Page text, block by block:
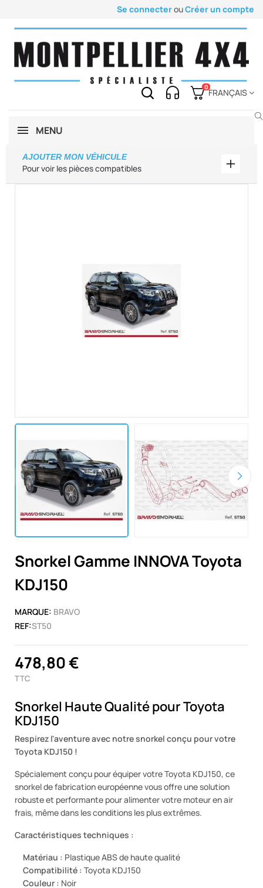
Se connecterouCréer un compte
0
FRANÇAIS
MENU
Pour voir les pièces compatibles
AJOUTER MON VÉHICULE
Snorkel Gamme INNOVA Toyota
KDJ150
MARQUE: BRAVO
REF:ST50
478,80 €
TTC
Snorkel Haute Qualité pour Toyota
KDJ150
Respirez l'aventure avec notre snorkel conçu pour votre
Toyota KDJ150 !
Spécialement conçu pour équiper votre Toyota KDJ150, ce
snorkel de fabrication européenne vous offre une solution
robuste et performante pour alimenter votre moteur en air
frais, même dans les conditions les plus extrêmes.
Caractéristiques techniques :
Matériau : Plastique ABS de haute qualité
Compatibilité : Toyota KDJ150
Couleur : Noir